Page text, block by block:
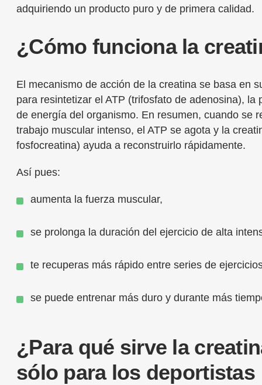
adquiriendo un producto puro y de primera calidad.
¿Cómo funciona la
El mecanismo de acción de la creatina se basa en
para resintetizar el ATP (trifosfato de adenosina), la
de energía del organismo. En resumen, cuando se
trabajo muscular intenso, el ATP se agota y la
fosfocreatina) ayuda a reconstruirlo rápidamente.
Así pues:
aumenta la fuerza muscular,
se prolonga la duración del ejercicio de alta
te recuperas más rápido entre series de
se puede entrenar más duro y durante más
¿Para qué sirve la
sólo para los deportistas